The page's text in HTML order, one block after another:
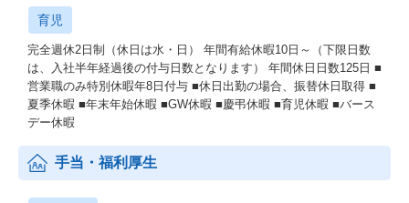
育児
完全週休2日制（休日は水・日） 年間有給休暇10日～（下限日数
は、入社半年経過後の付与日数となります） 年間休日日数125日 ■
営業職のみ特別休暇年8日付与 ■休日出勤の場合、振替休日取得 ■
夏季休暇 ■年末年始休暇 ■GW休暇 ■慶弔休暇 ■育児休暇 ■バース
デー休暇
手当・福利厚生